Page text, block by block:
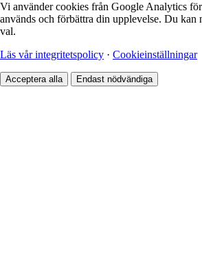
Vi använder cookies från Google Analytics
används och förbättra din upplevelse. Du kan
val.
Läs vår integritetspolicy · Cookieinställningar
Acceptera alla Endast nödvändiga